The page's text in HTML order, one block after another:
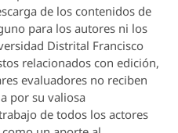
de los contenidos de
para los autores ni los
Distrital Francisco
relacionados con edición,
evaluadores no reciben
por su valiosa
de todos los actores